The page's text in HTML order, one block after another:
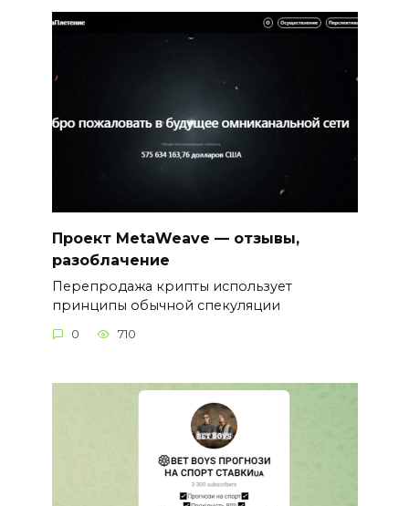
Проект MetaWeave — отзывы,
разоблачение
Перепродажа крипты использует
принципы обычной спекуляции
0 710